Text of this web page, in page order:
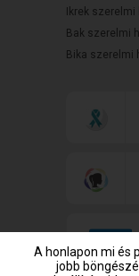
Ikrek
Bak szerelmi
Bika szerelmi
A honlapon mi és
jobb